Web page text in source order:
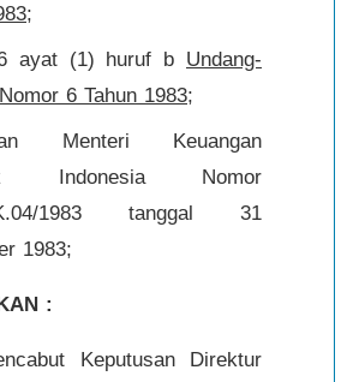
;
ayat (1) huruf b Undang-
6 Tahun 1983;
Menteri Keuangan
Indonesia Nomor
1983 tanggal 31
1983;
:
Keputusan Direktur